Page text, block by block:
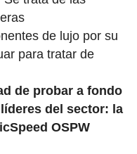
de lujo por su
para tratar de
de probar a fondo
del sector: la
OSPW